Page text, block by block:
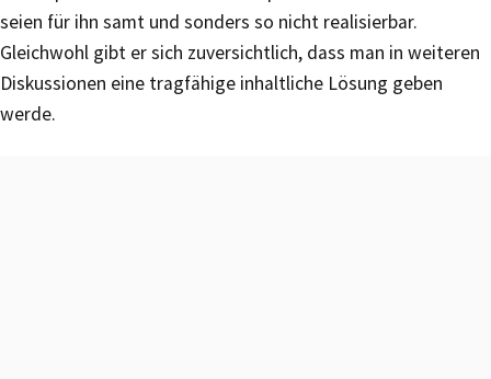
seien für ihn samt und sonders so nicht realisierbar.
Gleichwohl gibt er sich zuversichtlich, dass man in weiteren
Diskussionen eine tragfähige inhaltliche Lösung geben
werde.